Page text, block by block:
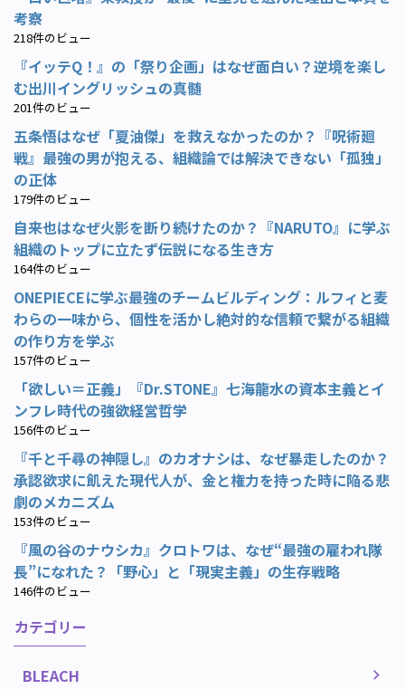
考察
218件のビュー
『イッテQ！』の「祭り企画」はなぜ面白い？逆境を楽し
む出川イングリッシュの真髄
201件のビュー
五条悟はなぜ「夏油傑」を救えなかったのか？『呪術廻
戦』最強の男が抱える、組織論では解決できない「孤独」
の正体
179件のビュー
自来也はなぜ火影を断り続けたのか？『NARUTO』に学ぶ
組織のトップに立たず伝説になる生き方
164件のビュー
ONEPIECEに学ぶ最強のチームビルディング：ルフィと麦
わらの一味から、個性を活かし絶対的な信頼で繋がる組織
の作り方を学ぶ
157件のビュー
「欲しい＝正義」『Dr.STONE』七海龍水の資本主義とイ
ンフレ時代の強欲経営哲学
156件のビュー
『千と千尋の神隠し』のカオナシは、なぜ暴走したのか？
承認欲求に飢えた現代人が、金と権力を持った時に陥る悲
劇のメカニズム
153件のビュー
『風の谷のナウシカ』クロトワは、なぜ“最強の雇われ隊
長”になれた？「野心」と「現実主義」の生存戦略
146件のビュー
カテゴリー
BLEACH